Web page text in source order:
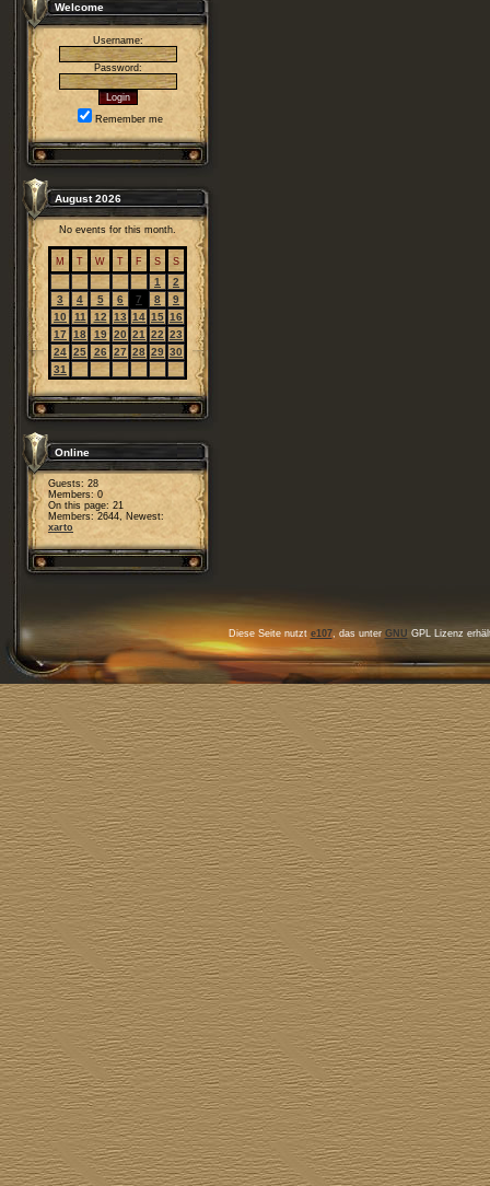
Welcome
Username:
Password:
Remember me
August 2026
No events for this month.
M T W T F S S
1
2
3
4 5 6 7 8
9
10
11 12 13 14 15 16
17 18 19 20 21 22 23
24 25 26 27 28 29 30
31
Online
Guests: 28
Members: 0
On this page: 21
Members: 2644, Newest:
xarto
Diese Seite nutzt e107, das unter GNU GPL Lizenz